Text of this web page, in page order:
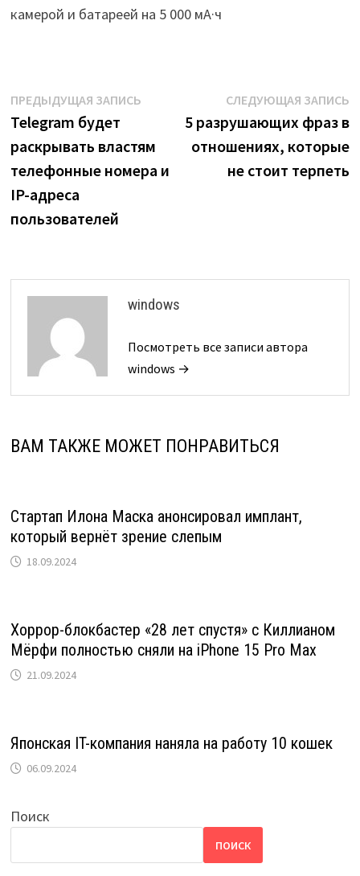
камерой и батареей на 5 000 мА·ч
Навигация
по
записям
ПРЕДЫДУЩАЯ ЗАПИСЬПредыдущая
Telegram будет
раскрывать властям
телефонные номера и
IP-адреса
пользователей
СЛЕДУЮЩАЯ ЗАПИСЬ
5 разрушающих фраз в
отношениях, которые
не стоит терпеть
windows
Посмотреть все записи автора
windows →
ВАМ ТАКЖЕ МОЖЕТ ПОНРАВИТЬСЯ
Стартап Илона Маска анонсировал имплант,
который вернёт зрение слепым
18.09.2024
Хоррор-блокбастер «28 лет спустя» с Киллианом
Мёрфи полностью сняли на iPhone 15 Pro Max
21.09.2024
Японская IT-компания наняла на работу 10 кошек
06.09.2024
Поиск
ПОИСК